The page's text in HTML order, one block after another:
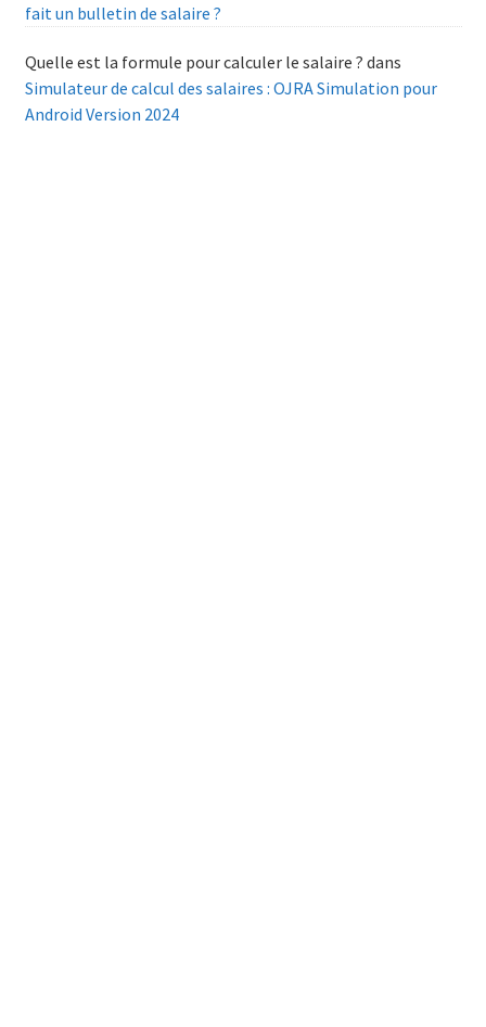
fait un bulletin de salaire ?
Quelle est la formule pour calculer le salaire ? dans
Simulateur de calcul des salaires : OJRA Simulation pour
Android Version 2024